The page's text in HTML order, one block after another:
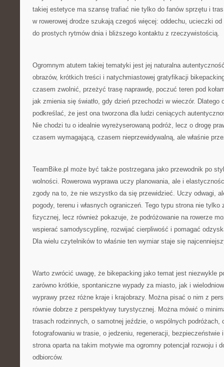
takiej estetyce ma szansę trafiać nie tylko do fanów sprzętu i
w rowerowej drodze szukają czegoś więcej: oddechu, ucieczki od
do prostych rytmów dnia i bliższego kontaktu z rzeczywistością.
Ogromnym atutem takiej tematyki jest jej naturalna
obrazów, krótkich treści i natychmiastowej gratyfikacji
czasem zwolnić, przeżyć trasę naprawdę, poczuć teren pod
jak zmienia się światło, gdy dzień przechodzi w wieczór. Dlatego
podkreślać, że jest ona tworzona dla ludzi ceniących
Nie chodzi tu o idealnie wyreżyserowaną podróż, lecz o drogę
czasem wymagającą, czasem nieprzewidywalną, ale właśnie
TeamBike.pl może być także postrzegana jako przewodnik po
wolności. Rowerowa wyprawa uczy planowania, ale i
zgody na to, że nie wszystko da się przewidzieć. Uczy odwagi,
pogody, terenu i własnych ograniczeń. Tego typu strona nie
fizycznej, lecz również pokazuje, że podróżowanie na rowerze
wspierać samodyscyplinę, rozwijać cierpliwość i pomagać
Dla wielu czytelników to właśnie ten wymiar staje się
Warto zwrócić uwagę, że bikepacking jako temat jest niezwykle
zarówno krótkie, spontaniczne wypady za miasto, jak i
wyprawy przez różne kraje i krajobrazy. Można pisać o nim z
równie dobrze z perspektywy turystycznej. Można mówić o
trasach rodzinnych, o samotnej jeździe, o wspólnych podróżach,
fotografowaniu w trasie, o jedzeniu, regeneracji, bezpieczeństwie
strona oparta na takim motywie ma ogromny potencjał rozwoju i
odbiorców.